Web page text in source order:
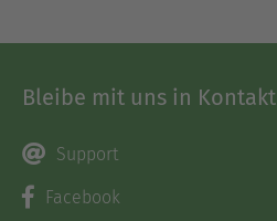
Bleibe mit uns in Kontakt
Support
Facebook